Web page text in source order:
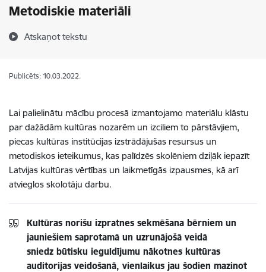
Metodiskie materiāli
Atskaņot tekstu
Publicēts: 10.03.2022.
Lai palielinātu mācību procesā izmantojamo materiālu klāstu
par dažādām kultūras nozarēm un izciliem to pārstāvjiem,
piecas kultūras institūcijas izstrādājušas resursus un
metodiskos ieteikumus, kas palīdzēs skolēniem dziļāk iepazīt
Latvijas kultūras vērtības un laikmetīgās izpausmes, kā arī
atvieglos skolotāju darbu.
Kultūras norišu izpratnes sekmēšana bērniem un
jauniešiem saprotamā un uzrunājošā veidā
sniedz būtisku ieguldījumu nākotnes kultūras
auditorijas veidošanā, vienlaikus jau šodien mazinot